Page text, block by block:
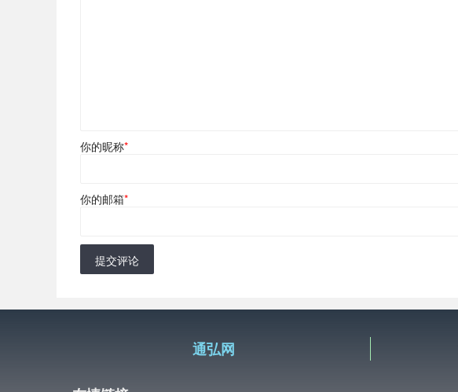
你的昵称*
你的邮箱*
提交评论
通弘网